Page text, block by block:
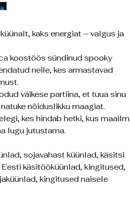
kaks energiat – valgus ja
koostöös sündinud spooky
neile, kes armastavad
väikese partiina, et tuua sinu
nõiduslikku maagiat.
kes hindab hetki, kus maailm
lugu jutustama.
sojavahast küünlad, käsitsi
käsitööküünlad, kingitused,
kingitused naisele